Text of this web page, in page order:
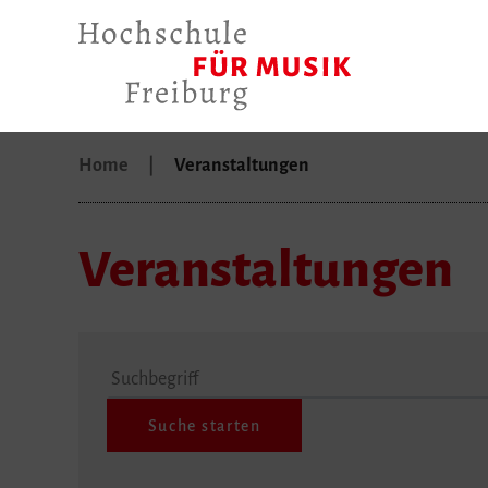
Home Veranstaltungen
Veranstaltungen
Suchbegriff